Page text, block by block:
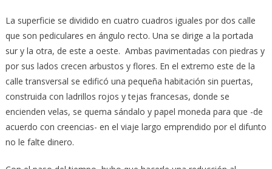
La superficie se dividido en cuatro cuadros iguales por dos calle
que son pediculares en ángulo recto. Una se dirige a la portada
sur y la otra, de este a oeste. Ambas pavimentadas con piedras y
por sus lados crecen arbustos y flores. En el extremo este de la
calle transversal se edificó una pequeña habitación sin puertas,
construida con ladrillos rojos y tejas francesas, donde se
encienden velas, se quema sándalo y papel moneda para que -de
acuerdo con creencias- en el viaje largo emprendido por el difunto
no le falte dinero.